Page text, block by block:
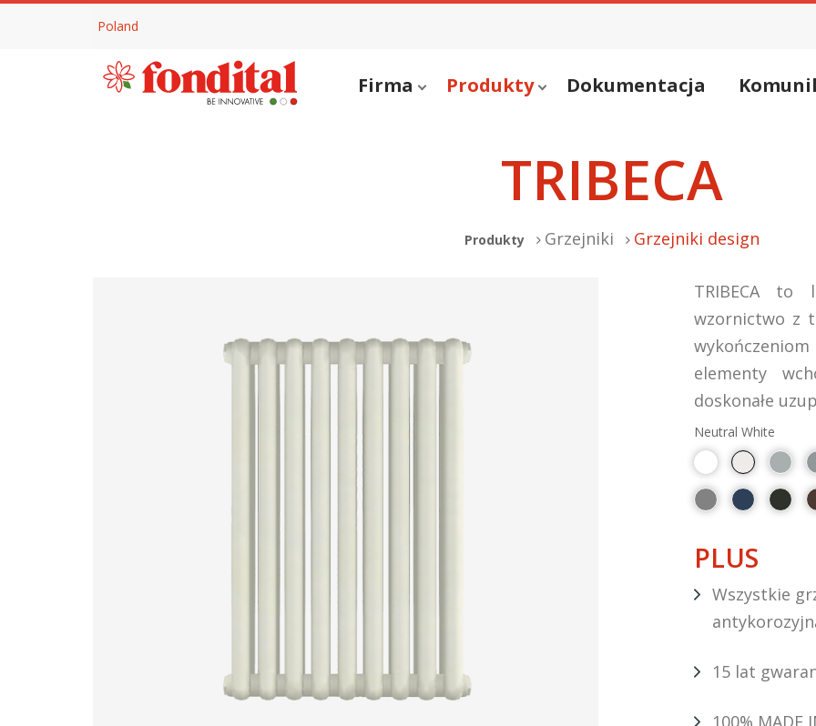
Poland
Firma Produkty Dokumentacja
TRIBECA
Produkty Grzejniki Grzejniki design
TRIBECA to
wzornictwo z
elementy
doskonałe
Neutral White
PLUS
Wszystkie
15 lat
100% MADE